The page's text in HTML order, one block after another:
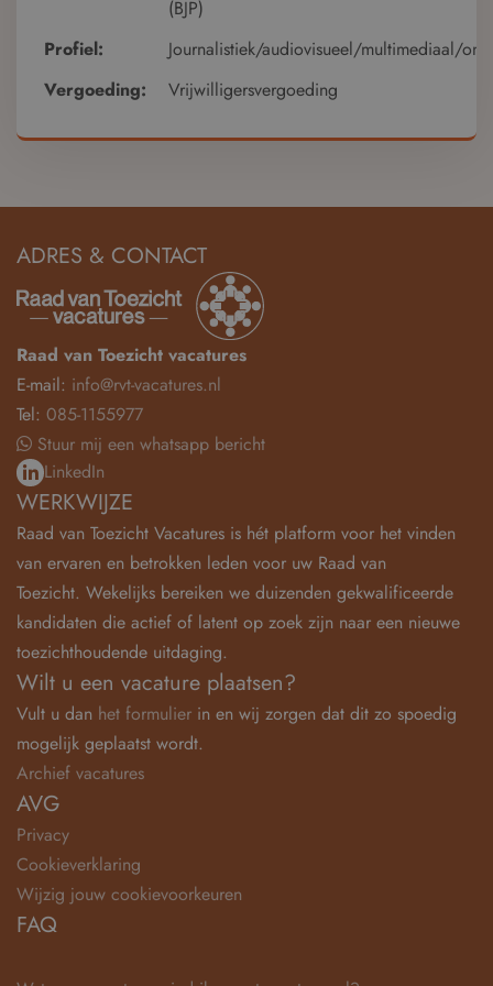
(BJP)
Profiel:
Journalistiek/audiovisueel/multimediaal/
Vergoeding:
Vrijwilligersvergoeding
ADRES & CONTACT
Raad van Toezicht vacatures
E-mail: info@rvt-vacatures.nl
Tel: 085-1155977
Stuur mij een whatsapp bericht
LinkedIn
WERKWIJZE
Raad van Toezicht Vacatures is hét platform voor het vinden
van ervaren en betrokken leden voor uw Raad van
Toezicht. Wekelijks bereiken we duizenden gekwalificeerde
kandidaten die actief of latent op zoek zijn naar een nieuwe
toezichthoudende uitdaging.
Wilt u een vacature plaatsen?
Vult u dan het formulier in en wij zorgen dat dit zo spoedig
mogelijk geplaatst wordt.
Archief vacatures
AVG
Privacy
Cookieverklaring
Wijzig jouw cookievoorkeuren
FAQ